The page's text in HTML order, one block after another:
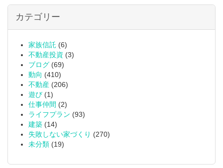
カテゴリー
家族信託 (6)
不動産投資 (3)
ブログ (69)
動向 (410)
不動産 (206)
遊び (1)
仕事仲間 (2)
ライフプラン (93)
建築 (14)
失敗しない家づくり (270)
未分類 (19)